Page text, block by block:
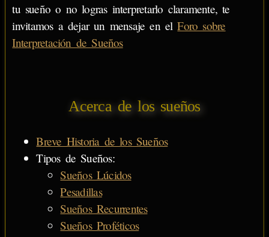
tu sueño o no logras interpretarlo claramente, te
invitamos a dejar un mensaje en elForo sobre
Interpretación de Sueños
Acerca de los sueños
Breve Historia de los Sueños
Tipos de Sueños:
Sueños Lúcidos
Pesadillas
Sueños Recurrentes
Sueños Proféticos